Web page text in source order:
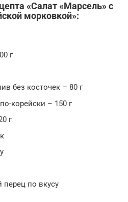
«Салат «Марсель» с
морковкой»:
г
без косточек – 80 г
корейски – 150 г
г
по вкусу